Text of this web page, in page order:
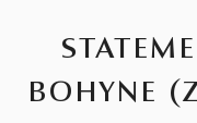
BOHYNE